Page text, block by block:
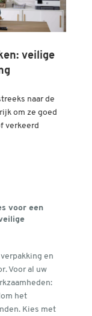
veilige
naar de
om ze goed
verkeerd
voor een
en
Voor al uw
het
Kies met